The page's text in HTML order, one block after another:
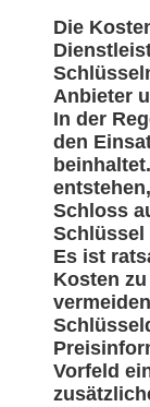
Die
Anbieter
In der
den
Schloss
Schlüssel
Es ist
Kosten
Vorfeld